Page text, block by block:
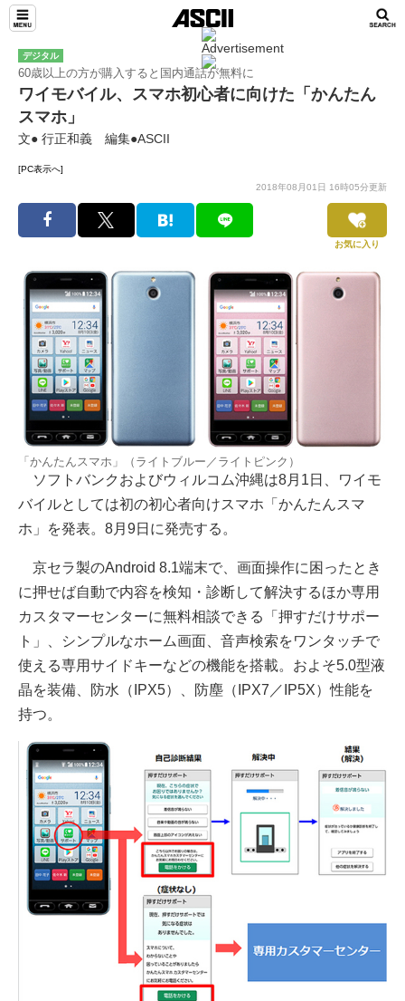
デジタル
60歳以上の方が購入すると国内通話が無料に
ワイモバイル、スマホ初心者に向けた「かんたん
スマホ」
文● 行正和義 編集●ASCII
[PC表示へ]
2018年08月01日 16時05分更新
お気に入り
「かんたんスマホ」（ライトブルー／ライトピンク）
ソフトバンクおよびウィルコム沖縄は8月1日、ワイモ
バイルとしては初の初心者向けスマホ「かんたんスマ
ホ」を発表。8月9日に発売する。
京セラ製のAndroid 8.1端末で、画面操作に困ったとき
に押せば自動で内容を検知・診断して解決するほか専用
カスタマーセンターに無料相談できる「押すだけサポー
ト」、シンプルなホーム画面、音声検索をワンタッチで
使える専用サイドキーなどの機能を搭載。およそ5.0型液
晶を装備、防水（IPX5）、防塵（IPX7／IP5X）性能を
持つ。